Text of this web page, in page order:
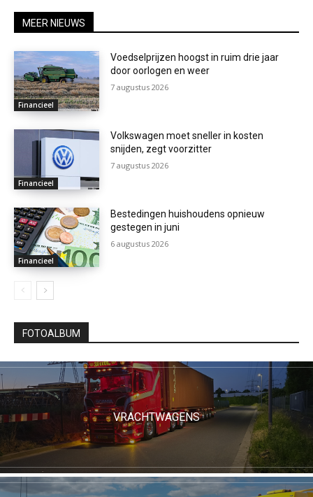
MEER NIEUWS
Financieel
Voedselprijzen hoogst in ruim drie jaar
door oorlogen en weer
7 augustus 2026
Financieel
Volkswagen moet sneller in kosten
snijden, zegt voorzitter
7 augustus 2026
Financieel
Bestedingen huishoudens opnieuw
gestegen in juni
6 augustus 2026
FOTOALBUM
VRACHTWAGENS